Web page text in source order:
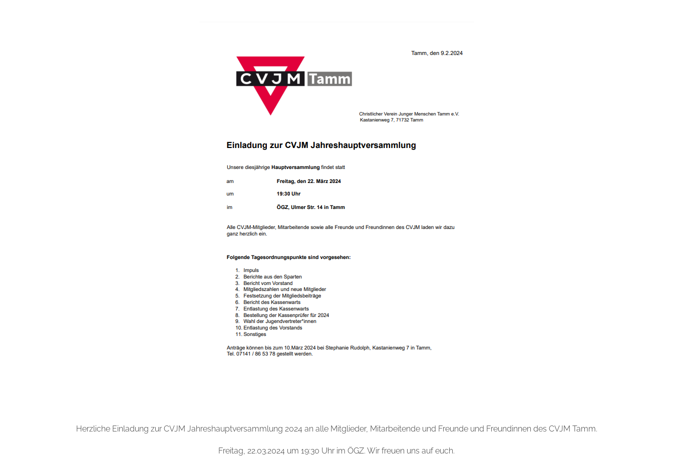
Herzliche Einladung zur CVJM Jahreshauptversammlung 2024 an alle Mitglieder, Mitarbeitende und Freunde und Freundinnen des CVJM Tamm.
Freitag, 22.03.2024 um 19:30 Uhr im ÖGZ. Wir freuen uns auf euch.